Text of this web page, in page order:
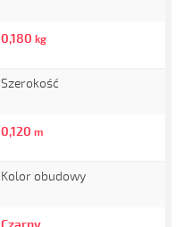
0,180 kg
Szerokość
0,120 m
Kolor obudowy